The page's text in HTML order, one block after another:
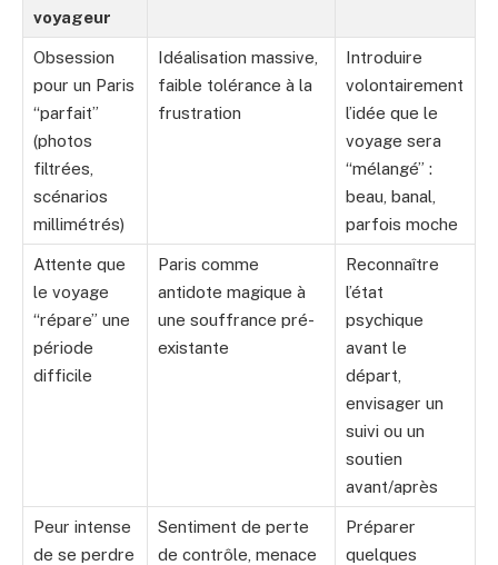
voyageur
Obsession
pour un Paris
“parfait”
(photos
filtrées,
scénarios
millimétrés)
Idéalisation massive,
faible tolérance à la
frustration
Introduire
volontairement
l’idée que le
voyage sera
“mélangé” :
beau, banal,
parfois moche
Attente que
le voyage
“répare” une
période
difficile
Paris comme
antidote magique à
une souffrance pré-
existante
Reconnaître
l’état
psychique
avant le
départ,
envisager un
suivi ou un
soutien
avant/après
Peur intense
de se perdre
Sentiment de perte
de contrôle, menace
Préparer
quelques